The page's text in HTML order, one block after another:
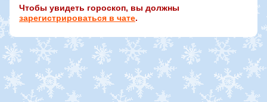
Чтобы увидеть гороскоп, вы должны
зарегистрироваться в чате.